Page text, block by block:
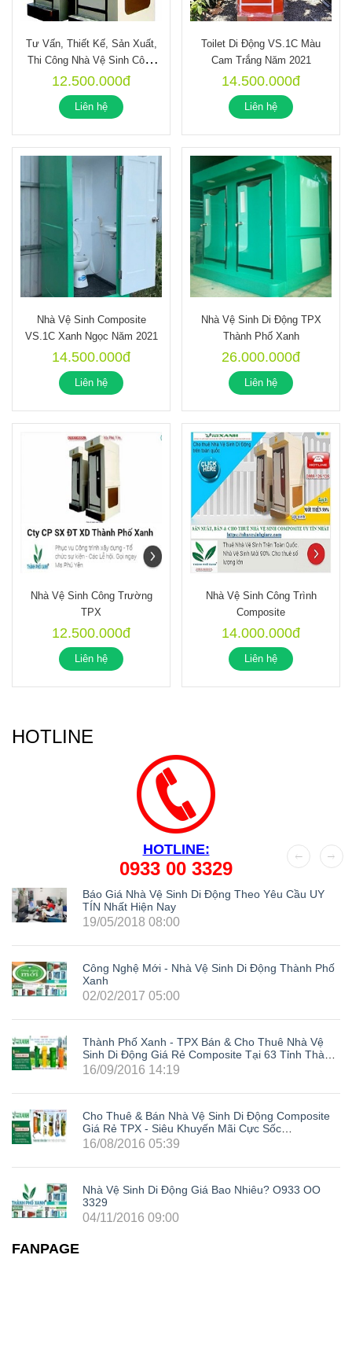
Tư Vấn, Thiết Kế, Sản Xuất,
Thi Công Nhà Vệ Sinh Công
Trường Trên Toàn Quốc
12.500.000đ
Liên hệ
Toilet Di Động VS.1C Màu
Cam Trắng Năm 2021
14.500.000đ
Liên hệ
Nhà Vệ Sinh Composite
VS.1C Xanh Ngọc Năm 2021
14.500.000đ
Liên hệ
Nhà Vệ Sinh Di Động TPX
Thành Phố Xanh
26.000.000đ
Liên hệ
Nhà Vệ Sinh Công Trường
TPX
12.500.000đ
Liên hệ
Nhà Vệ Sinh Công Trình
Composite
14.000.000đ
Liên hệ
HOTLINE
HOTLINE:
0933 00 3329
Báo Giá Nhà Vệ Sinh Di Động Theo Yêu Cầu UY
TÍN Nhất Hiện Nay
19/05/2018 08:00
Công Nghệ Mới - Nhà Vệ Sinh Di Động Thành Phố
Xanh
02/02/2017 05:00
Thành Phố Xanh - TPX Bán & Cho Thuê Nhà Vệ
Sinh Di Động Giá Rẻ Composite Tại 63 Tỉnh Thành
Trong Cả Nước: Hà Nội, Hải Phòng, Hồ Chí Minh,
- Vũng Tàu, Tây Ninh, Bình Phước, Lâm Đồng,
16/09/2016 14:19
Cho Thuê & Bán Nhà Vệ Sinh Di Động Composite
Giá Rẻ TPX - Siêu Khuyến Mãi Cực Sốc
LH0933003329
16/08/2016 05:39
Nhà Vệ Sinh Di Động Giá Bao Nhiêu? O933 OO
3329
04/11/2016 09:00
FANPAGE